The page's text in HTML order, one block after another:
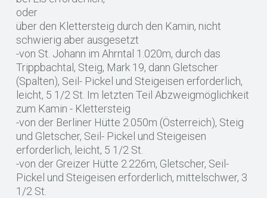
oder
über den Klettersteig durch den Kamin, nicht
schwierig aber ausgesetzt
-von St. Johann im Ahrntal 1.020m, durch das
Trippbachtal, Steig, Mark 19, dann Gletscher
(Spalten), Seil- Pickel und Steigeisen erforderlich,
leicht, 5 1/2 St. Im letzten Teil Abzweigmöglichkeit
zum Kamin - Klettersteig
-von der Berliner Hütte 2.050m (Österreich), Steig
und Gletscher, Seil- Pickel und Steigeisen
erforderlich, leicht, 5 1/2 St.
-von der Greizer Hütte 2.226m, Gletscher, Seil-
Pickel und Steigeisen erforderlich, mittelschwer, 3
1/2 St.